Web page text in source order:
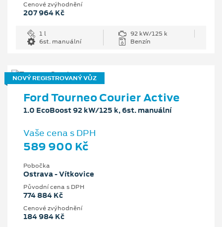
Cenové zvýhodnění
207 964 Kč
1 l
92 kW/125 k
6st. manuální
Benzín
NOVÝ REGISTROVANÝ VŮZ
Ford Tourneo Courier Active
1.0 EcoBoost 92 kW/125 k, 6st. manuální
Vaše cena s DPH
589 900 Kč
Pobočka
Ostrava - Vítkovice
Původní cena s DPH
774 884 Kč
Cenové zvýhodnění
184 984 Kč